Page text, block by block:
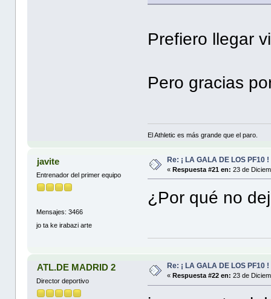
Prefiero llegar
Pero gracias
El Athletic es más grande que el paro.
javite
Entrenador del primer equipo
Mensajes: 3466
jo ta ke irabazi arte
Re: ¡ LA GALA DE LOS PF10 !
«Respuesta #21 en: 23 de
¿Por qué no
ATL.DE MADRID 2
Director deportivo
Re: ¡ LA GALA DE LOS PF10 !
«Respuesta #22 en: 23 de